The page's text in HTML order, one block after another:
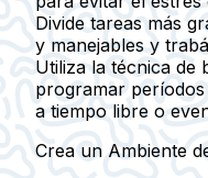
Divide tareas más
y manejables y
Utiliza la técnica de
programar
a tiempo libre o
Crea un Ambiente